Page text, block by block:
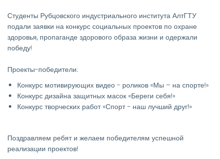
Студенты Рубцовского индустриального института АлтГТУ
подали заявки на конкурс социальных проектов по охране
здоровья, пропаганде здорового образа жизни и одержали
победу!
Проекты-победители:
Конкурс мотивирующих видео - роликов «Мы – на спорте!»
Конкурс дизайна защитных масок «Береги себя!»
Конкурс творческих работ «Спорт - наш лучший друг!»
Поздравляем ребят и желаем победителям успешной
реализации проектов!